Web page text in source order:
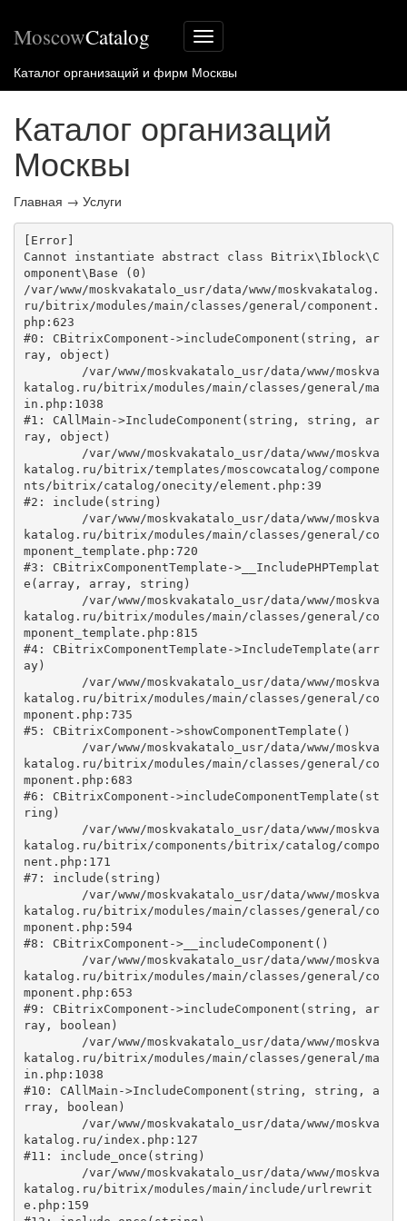
Меню
сайта
MoscowCatalog
Каталог организаций и фирм Москвы
Каталог организаций
Москвы
Главная → Услуги
[Error]
Cannot instantiate abstract class Bitrix\Iblock\C
omponent\Base (0)
/var/www/moskvakatalo_usr/data/www/moskvakatalog.
ru/bitrix/modules/main/classes/general/component.
php:623
#0: CBitrixComponent->includeComponent(string, ar
ray, object)
katalog.ru/bitrix/modules/main/classes/general/ma
in.php:1038
#1: CAllMain->IncludeComponent(string, string, ar
ray, object)
katalog.ru/bitrix/templates/moscowcatalog/compone
nts/bitrix/catalog/onecity/element.php:39
#2: include(string)
katalog.ru/bitrix/modules/main/classes/general/co
mponent_template.php:720
#3: CBitrixComponentTemplate->__IncludePHPTemplat
e(array, array, string)
katalog.ru/bitrix/modules/main/classes/general/co
mponent_template.php:815
#4: CBitrixComponentTemplate->IncludeTemplate(arr
ay)
katalog.ru/bitrix/modules/main/classes/general/co
mponent.php:735
#5: CBitrixComponent->showComponentTemplate()
katalog.ru/bitrix/modules/main/classes/general/co
mponent.php:683
#6: CBitrixComponent->includeComponentTemplate(st
ring)
katalog.ru/bitrix/components/bitrix/catalog/compo
nent.php:171
#7: include(string)
katalog.ru/bitrix/modules/main/classes/general/co
mponent.php:594
#8: CBitrixComponent->__includeComponent()
katalog.ru/bitrix/modules/main/classes/general/co
mponent.php:653
#9: CBitrixComponent->includeComponent(string, ar
ray, boolean)
katalog.ru/bitrix/modules/main/classes/general/ma
in.php:1038
#10: CAllMain->IncludeComponent(string, string, a
rray, boolean)
katalog.ru/index.php:127
#11: include_once(string)
katalog.ru/bitrix/modules/main/include/urlrewrit
e.php:159